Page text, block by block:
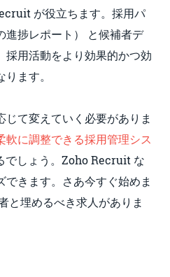
が役立ちます。採用パ
進捗レポート） と候補者デ
採用活動をより効果的かつ効
ます。
て変えていく必要がありま
軟に調整できる採用管理シス
でしょう。Zoho Recruit な
できます。さあ今すぐ始めま
と埋めるべき求人がありま